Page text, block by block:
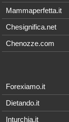
Mammaperfetta.it
Chesignifica.net
Chenozze.com
Forexiamo.it
Dietando.it
Inturchia.it